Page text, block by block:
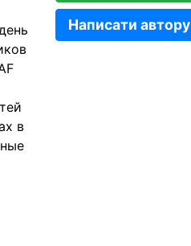
в
Написати автору